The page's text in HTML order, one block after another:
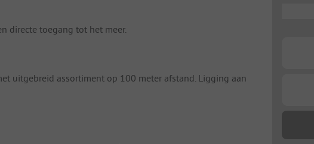
directe toegang tot het meer.
uitgebreid assortiment op 100 meter afstand. Ligging aan